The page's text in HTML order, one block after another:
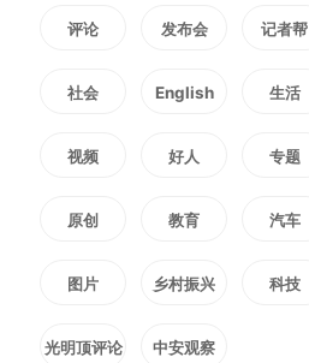
一定要知道
↓↓↓
评论 发布会 记者帮
社会 English 生活
视频 好人 专题
原创 教育 汽车
图片 乡村振兴 科技
光明顶评论 中安观察